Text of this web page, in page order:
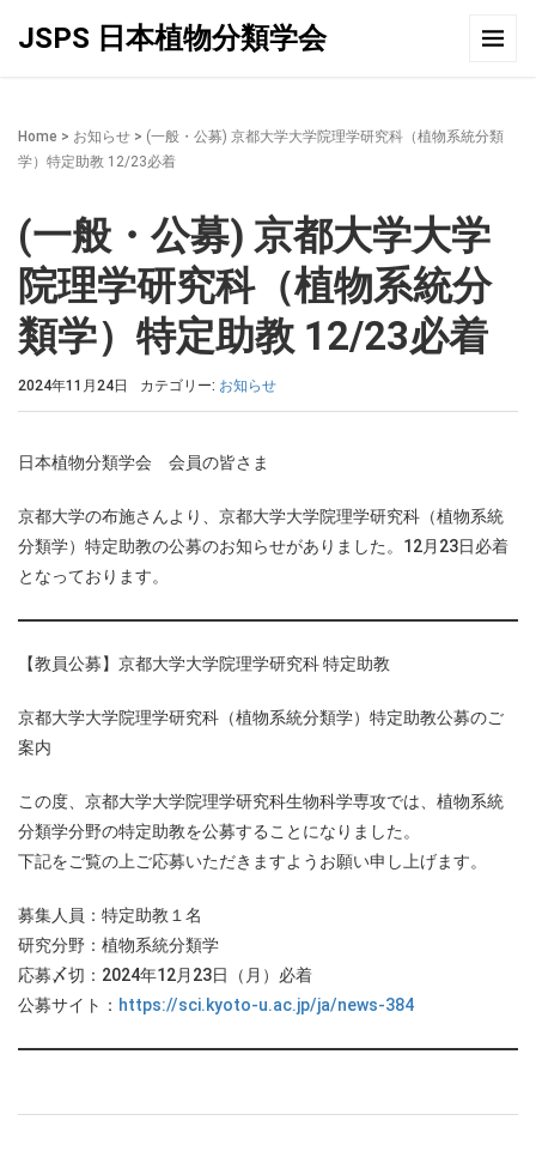
JSPS 日本植物分類学会
Home > お知らせ > (一般・公募) 京都大学大学院理学研究科（植物系統分類
学）特定助教 12/23必着
(一般・公募) 京都大学大学
院理学研究科（植物系統分
類学）特定助教 12/23必着
2024年11月24日 カテゴリー: お知らせ
日本植物分類学会 会員の皆さま
京都大学の布施さんより、京都大学大学院理学研究科（植物系統
分類学）特定助教の公募のお知らせがありました。12月23日必着
となっております。
【教員公募】京都大学大学院理学研究科 特定助教
京都大学大学院理学研究科（植物系統分類学）特定助教公募のご
案内
この度、京都大学大学院理学研究科生物科学専攻では、植物系統
分類学分野の特定助教を公募することになりました。
下記をご覧の上ご応募いただきますようお願い申し上げます。
募集人員：特定助教１名
研究分野：植物系統分類学
応募〆切：2024年12月23日（月）必着
公募サイト： https://sci.kyoto-u.ac.jp/ja/news-384